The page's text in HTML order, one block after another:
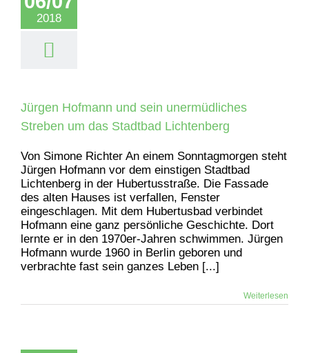
2018
Jürgen Hofmann und sein unermüdliches
Streben um das Stadtbad Lichtenberg
Von Simone Richter An einem Sonntagmorgen steht
Jürgen Hofmann vor dem einstigen Stadtbad
Lichtenberg in der Hubertusstraße. Die Fassade
des alten Hauses ist verfallen, Fenster
eingeschlagen. Mit dem Hubertusbad verbindet
Hofmann eine ganz persönliche Geschichte. Dort
lernte er in den 1970er-Jahren schwimmen. Jürgen
Hofmann wurde 1960 in Berlin geboren und
verbrachte fast sein ganzes Leben [...]
Weiterlesen